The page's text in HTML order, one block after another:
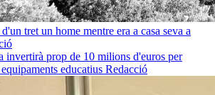
tret un home mentre era a casa seva a
invertirà prop de 10 milions d'euros per
educatius Redacció